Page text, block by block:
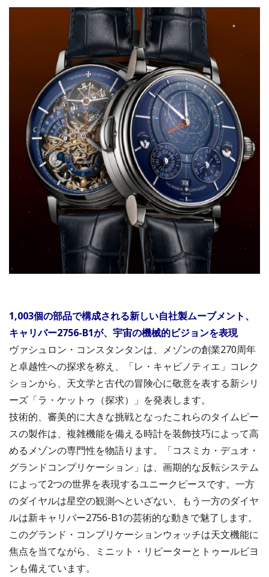
1,003個の部品で構成される新しい自社製ムーブメント、
キャリバー2756-B1が、宇宙の機械的ビジョンを表現
ヴァシュロン・コンスタンタンは、メゾンの創業270周年
と卓越性への探求を称え、「レ・キャビノティエ」コレク
ションから、天文学と古代の冒険心に敬意を表する新シリ
ーズ「ラ・ケットゥ（探求）」を発表します。
技術的、審美的に大きな挑戦となったこれらのタイムピー
スの製作は、複雑機能を備える時計を装飾技巧によって高
めるメゾンの専門性を物語ります。「コスミカ・デュオ・
グランドコンプリケーション」は、画期的な反転システム
によって2つの世界を表現するユニークピースです。一方
のダイヤルは星空の観測へといざない、もう一方のダイヤ
ルは新キャリバー2756-B1の芸術的な動きで魅了します。
このグランド・コンプリケーションウォッチは天文機能に
焦点を当てながら、ミニット・リピーターとトゥールビヨ
ンも備えています。